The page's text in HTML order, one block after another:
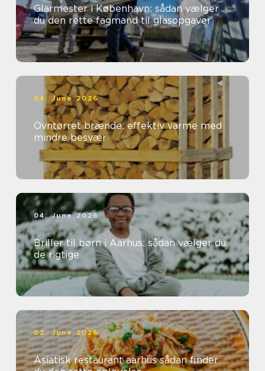
Glarmester i København: sådan vælger
du den rette fagmand til glasopgaver
04. June 2026
Ovntørret brænde: effektiv varme med
mindre besvær
04. June 2026
Briller til børn i Aarhus: sådan vælger du
de rigtige
02. June 2026
Asiatisk restaurant aarhus sådan finder